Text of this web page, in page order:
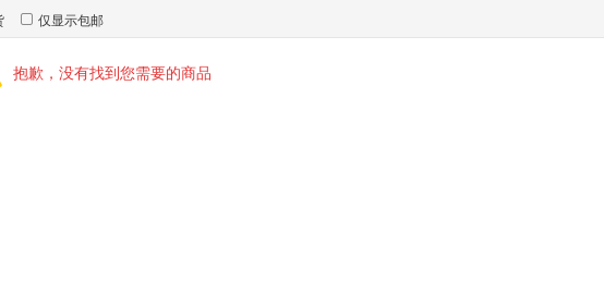
仅显示包邮
抱歉，没有找到您需要的商品